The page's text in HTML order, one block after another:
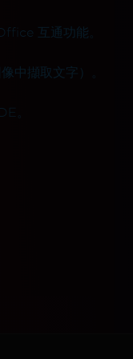
互通功能。
中擷取文字）。
。